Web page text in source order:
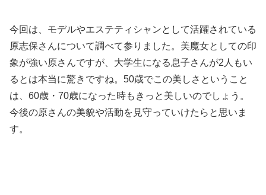
今回は、モデルやエステティシャンとして活躍されている
原志保さんについて調べて参りました。美魔女としての印
象が強い原さんですが、大学生になる息子さんが2人もい
るとは本当に驚きですね。50歳でこの美しさということ
は、60歳・70歳になった時もきっと美しいのでしょう。
今後の原さんの美貌や活動を見守っていけたらと思いま
す。